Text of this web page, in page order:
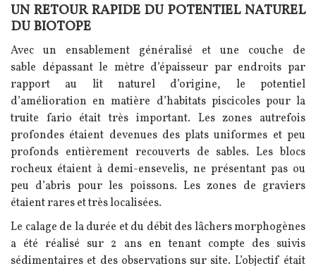
Texte
UN RETOUR RAPIDE DU POTENTIEL NATUREL
DU BIOTOPE
Avec un ensablement généralisé et une couche de
sable dépassant le mètre d’épaisseur par endroits par
rapport au lit naturel d’origine, le potentiel
d’amélioration en matière d’habitats piscicoles pour la
truite fario était très important. Les zones autrefois
profondes étaient devenues des plats uniformes et peu
profonds entièrement recouverts de sables. Les blocs
rocheux étaient à demi-ensevelis, ne présentant pas ou
peu d’abris pour les poissons. Les zones de graviers
étaient rares et très localisées.
Le calage de la durée et du débit des lâchers morphogènes
a été réalisé sur 2 ans en tenant compte des suivis
sédimentaires et des observations sur site. L’objectif était